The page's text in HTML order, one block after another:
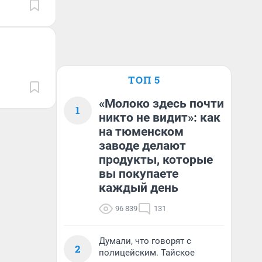
ТОП 5
1
«Молоко здесь почти
никто не видит»: как
на тюменском
заводе делают
продукты, которые
вы покупаете
каждый день
96 839 131
2
Думали, что говорят с
полицейским. Тайское